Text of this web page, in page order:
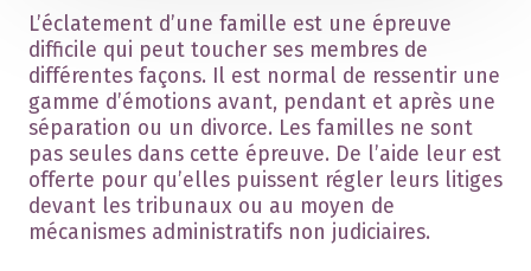
L’éclatement d’une famille est une épreuve
difficile qui peut toucher ses membres de
différentes façons. Il est normal de ressentir une
gamme d’émotions avant, pendant et après une
séparation ou un divorce. Les familles ne sont
pas seules dans cette épreuve. De l’aide leur est
offerte pour qu’elles puissent régler leurs litiges
devant les tribunaux ou au moyen de
mécanismes administratifs non judiciaires.